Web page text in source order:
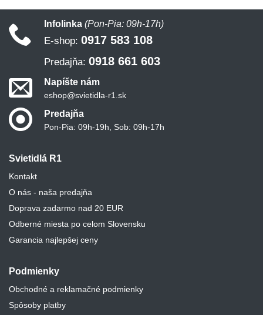
Svietidlá R1
Kontakt
O nás - naša predajňa
Doprava zadarmo nad 20 EUR
Odberné miesta po celom Slovensku
Garancia najlepšej ceny
Podmienky
Obchodné a reklamačné podmienky
Spôsoby platby
Infolinka (Pon-Pia: 09h-17h)
E-shop: 0917 583 108
Predajňa: 0918 661 603
Napíšte nám
eshop@svietidla-r1.sk
Predajňa
Pon-Pia: 09h-19h, Sob: 09h-17h